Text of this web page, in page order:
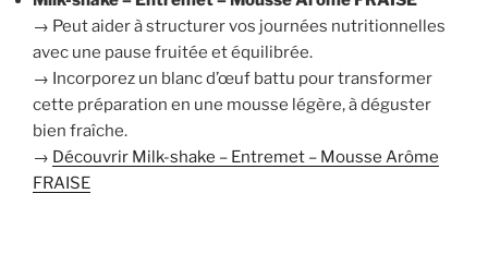
→ Peut aider à structurer vos journées nutritionnelles
avec une pause fruitée et équilibrée.
→ Incorporez un blanc d’œuf battu pour transformer
cette préparation en une mousse légère, à déguster
bien fraîche.
→ Découvrir Milk-shake – Entremet – Mousse Arôme
FRAISE